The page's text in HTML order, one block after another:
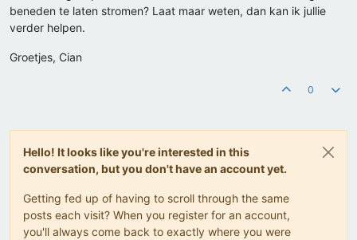
beneden te laten stromen? Laat maar weten, dan kan ik jullie
verder helpen.
Groetjes, Cian
0
Hello! It looks like you're interested in this
conversation, but you don't have an account yet.
Getting fed up of having to scroll through the same
posts each visit? When you register for an account,
you'll always come back to exactly where you were